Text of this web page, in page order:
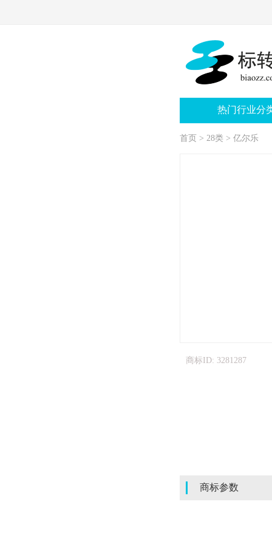
热门行业分
首页 > 28类 > 亿尔乐
商标ID: 3281287
商标参数